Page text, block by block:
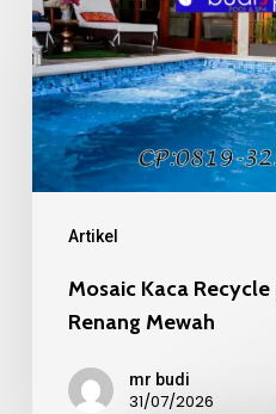
Artikel
Kaca
Recycle
pada
Kolam
Renang
Mosaic Kaca
Renang Mewah
mr budi
31/07/2026